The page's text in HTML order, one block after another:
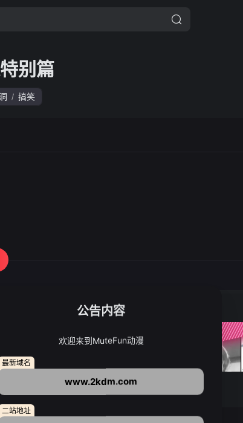
别篇
/ 搞笑
公告内容
欢迎来到MuteFun动漫
最新域名
www.2kdm.com
二站地址